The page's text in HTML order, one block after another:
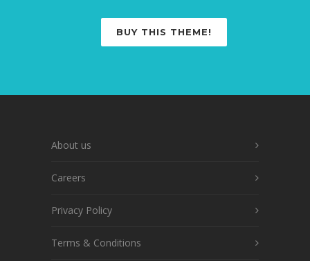
BUY THIS THEME!
About us
Careers
Privacy Policy
Terms & Conditions